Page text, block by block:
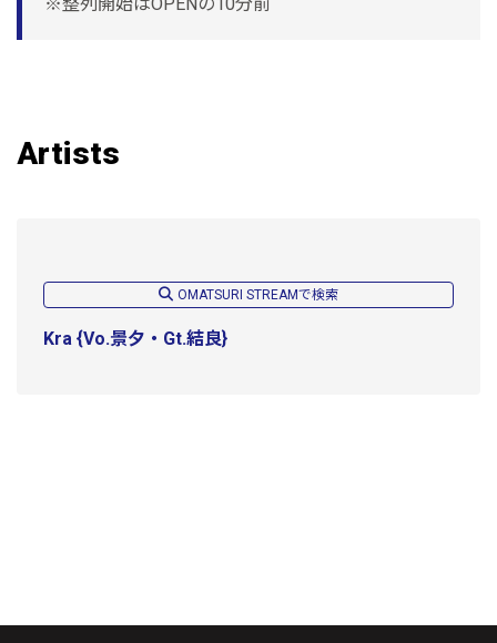
Artists
OMATSURI STREAMで検索
Kra {Vo.景夕・Gt.結良}